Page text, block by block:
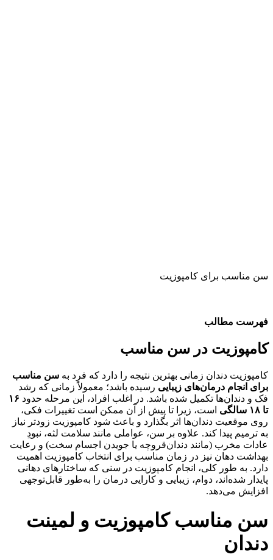
سن مناسب برای کامپوزیت
فهرست مطالب
کامپوزیت در سن مناسب
کامپوزیت دندان زمانی بهترین نتیجه را دارد که فرد به سن مناسب
برای انجام درمان‌های زیبایی رسیده باشد؛ معمولاً زمانی که رشد
فک و دندان‌ها تکمیل شده باشد. در اغلب افراد، این مرحله حدود ۱۶
تا ۱۸ سالگی
است، زیرا تا پیش از آن ممکن است تغییرات فکی،
روی موقعیت دندان‌ها اثر بگذارد و باعث شود کامپوزیت زودتر نیاز
به ترمیم پیدا کند. علاوه بر سن، عواملی مانند سلامت لثه، نبودِ
عادات مخرب (مانند دندان‌قروچه یا جویدن اجسام سخت) و رعایت
بهداشت دهان نیز در زمان مناسب برای انتخاب کامپوزیت اهمیت
دارد. به طور کلی، انجام کامپوزیت در سنی که ساختارهای دهانی
پایدار شده‌اند، دوام، زیبایی و کارایی درمان را به‌طور قابل‌توجهی
افزایش می‌دهد.
سن مناسب کامپوزیت و لمینت
دندان